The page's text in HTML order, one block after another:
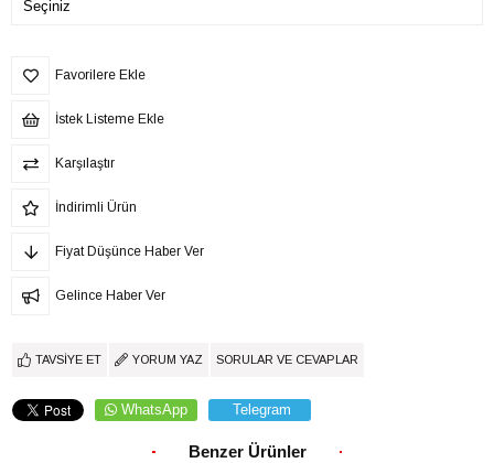
Favorilere Ekle
İstek Listeme Ekle
Karşılaştır
İndirimli Ürün
Fiyat Düşünce Haber Ver
Gelince Haber Ver
TAVSIYE ET YORUM YAZ SORULAR VE CEVAPLAR
WhatsApp Telegram
Benzer Ürünler